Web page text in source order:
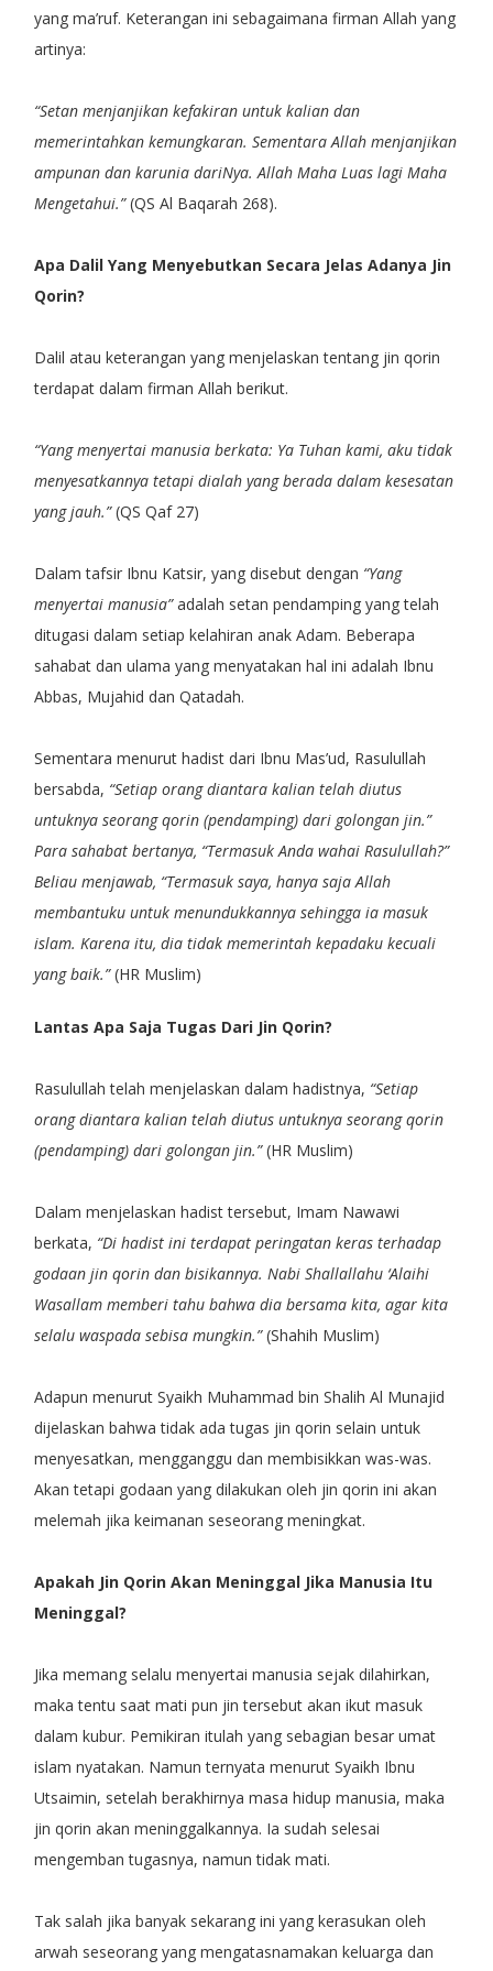
yang ma’ruf. Keterangan ini sebagaimana firman Allah yang
artinya:
“Setan menjanjikan kefakiran untuk kalian dan
memerintahkan kemungkaran. Sementara Allah menjanjikan
ampunan dan karunia dariNya. Allah Maha Luas lagi Maha
Mengetahui.”(QS Al Baqarah 268).
Apa Dalil Yang Menyebutkan Secara Jelas Adanya Jin
Qorin?
Dalil atau keterangan yang menjelaskan tentang jin qorin
terdapat dalam firman Allah berikut.
“Yang menyertai manusia berkata: Ya Tuhan kami, aku tidak
menyesatkannya tetapi dialah yang berada dalam kesesatan
yang jauh.”(QS Qaf 27)
Dalam tafsir Ibnu Katsir, yang disebut dengan “Yang
menyertai manusia”adalah setan pendamping yang telah
ditugasi dalam setiap kelahiran anak Adam. Beberapa
sahabat dan ulama yang menyatakan hal ini adalah Ibnu
Abbas, Mujahid dan Qatadah.
Sementara menurut hadist dari Ibnu Mas’ud, Rasulullah
bersabda, “Setiap orang diantara kalian telah diutus
untuknya seorang qorin (pendamping) dari golongan jin.”
Para sahabat bertanya, “Termasuk Anda wahai Rasulullah?”
Beliau menjawab, “Termasuk saya, hanya saja Allah
membantuku untuk menundukkannya sehingga ia masuk
islam. Karena itu, dia tidak memerintah kepadaku kecuali
yang baik.”(HR Muslim)
Lantas Apa Saja Tugas Dari Jin Qorin?
Rasulullah telah menjelaskan dalam hadistnya, “Setiap
orang diantara kalian telah diutus untuknya seorang qorin
(pendamping) dari golongan jin.”(HR Muslim)
Dalam menjelaskan hadist tersebut, Imam Nawawi
berkata, “Di hadist ini terdapat peringatan keras terhadap
godaan jin qorin dan bisikannya. Nabi Shallallahu ‘Alaihi
Wasallam memberi tahu bahwa dia bersama kita, agar kita
selalu waspada sebisa mungkin.”(Shahih Muslim)
Adapun menurut Syaikh Muhammad bin Shalih Al Munajid
dijelaskan bahwa tidak ada tugas jin qorin selain untuk
menyesatkan, mengganggu dan membisikkan was-was.
Akan tetapi godaan yang dilakukan oleh jin qorin ini akan
melemah jika keimanan seseorang meningkat.
Apakah Jin Qorin Akan Meninggal Jika Manusia Itu
Meninggal?
Jika memang selalu menyertai manusia sejak dilahirkan,
maka tentu saat mati pun jin tersebut akan ikut masuk
dalam kubur. Pemikiran itulah yang sebagian besar umat
islam nyatakan. Namun ternyata menurut Syaikh Ibnu
Utsaimin, setelah berakhirnya masa hidup manusia, maka
jin qorin akan meninggalkannya. Ia sudah selesai
mengemban tugasnya, namun tidak mati.
Tak salah jika banyak sekarang ini yang kerasukan oleh
arwah seseorang yang mengatasnamakan keluarga dan